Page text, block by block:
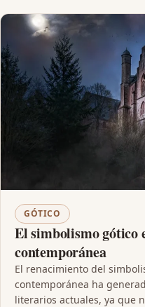
GÓTICO
El simbolismo
contemporánea
El renacimiento del
contemporánea ha
literarios actuales, ya que